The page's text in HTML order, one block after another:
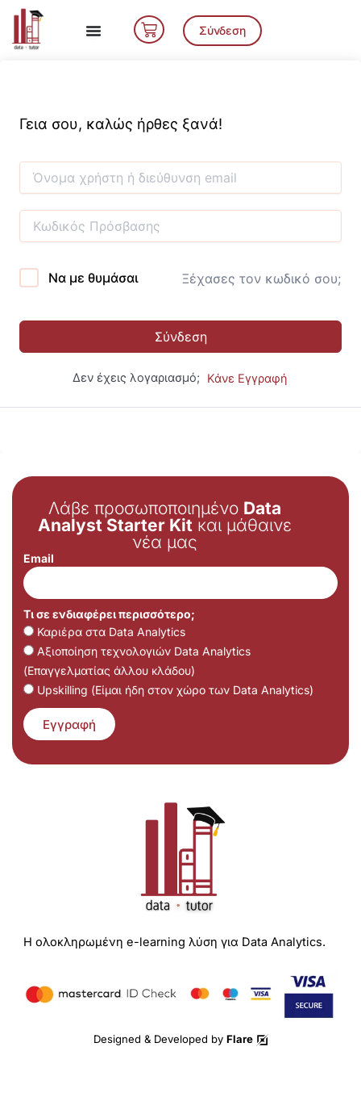
Μετάβαση
περιεχόμενο
Cart Σύνδεση
Γεια σου, καλώς ήρθες ξανά!
Να με θυμάσαι Ξέχασες τον κωδικό σου;
Σύνδεση
Δεν έχεις λογαριασμό; Κάνε Εγγραφή
Λάβε προσωποποιημένο Data
Analyst Starter Kit και μάθαινε
νέα μας
Email
Τι σε ενδιαφέρει περισσότερο;
Καριέρα στα Data Analytics
Αξιοποίηση τεχνολογιών Data Analytics
(Επαγγελματίας άλλου κλάδου)
Upskilling (Είμαι ήδη στον χώρο των Data Analytics)
Εγγραφή
Η ολοκληρωμένη e-learning λύση για Data Analytics.
Designed & Developed by Flare